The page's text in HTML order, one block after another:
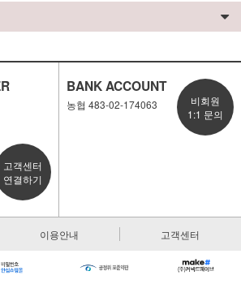
고객센터
연결하기
BANK ACCOUNT
농협 483-02-174063
비회원
1:1 문의
이용안내 고객센터